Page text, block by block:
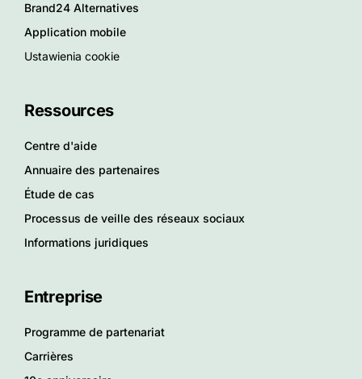
Brand24 Alternatives
Application mobile
Ustawienia cookie
Ressources
Centre d'aide
Annuaire des partenaires
Étude de cas
Processus de veille des réseaux sociaux
Informations juridiques
Entreprise
Programme de partenariat
Carrières